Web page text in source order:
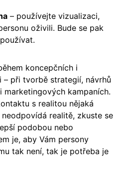
– používejte vizualizaci,
oživili. Bude se pak
koncepčních i
při tvorbě strategií, návrhů
marketingových kampaních.
s realitou nějaká
realitě, zkuste se
podobou nebo
je, aby Vám persony
tak není, tak je potřeba je